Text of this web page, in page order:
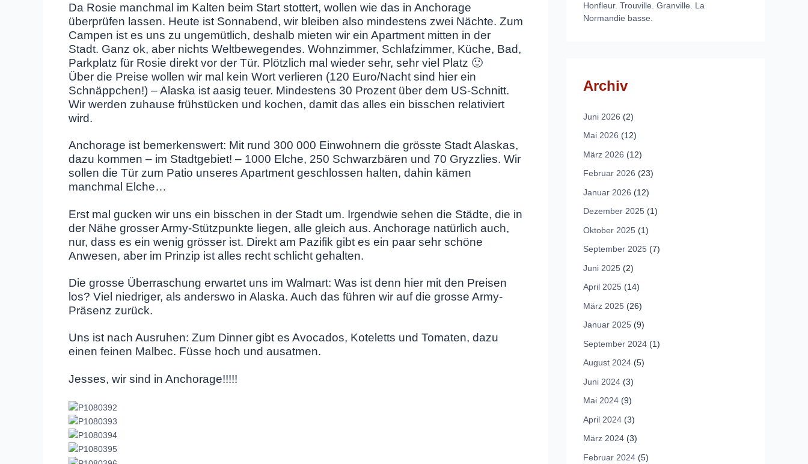
Da Rosie manchmal im Kalten beim Start stottert, wollen wie das in Anchorage
überprüfen lassen. Heute ist Sonnabend, wir bleiben also mindestens zwei Nächte. Zum
Campen ist es uns zu ungemütlich, deshalb mieten wir ein Apartment mitten in der
Stadt. Ganz ok, aber nichts Weltbewegendes. Wohnzimmer, Schlafzimmer, Küche, Bad,
Parkplatz für Rosie direkt vor der Tür. Plötzlich mal wieder sehr, sehr viel Platz 🙂
Über die Preise wollen wir mal kein Wort verlieren (120 Euro/Nacht sind hier ein
Schnäppchen!) – Alaska ist aasig teuer. Mindestens 30 Prozent über dem US-Schnitt.
Wir werden zuhause frühstücken und kochen, damit das alles ein bisschen relativiert
wird.
Anchorage ist bemerkenswert: Mit rund 300 000 Einwohnern die grösste Stadt Alaskas,
dazu kommen – im Stadtgebiet! – 1000 Elche, 250 Schwarzbären und 70 Gryzzlies. Wir
sollen die Tür zum Patio unseres Apartment geschlossen halten, dahin kämen
manchmal Elche…
Erst mal gucken wir uns ein bisschen in der Stadt um. Irgendwie sehen die Städte, die in
der Nähe grosser Army-Stützpunkte liegen, alle gleich aus. Anchorage natürlich auch,
nur, dass es ein wenig grösser ist. Direkt am Pazifik gibt es ein paar sehr schöne
Anwesen, aber im Prinzip ist alles recht schlicht gehalten.
Die grosse Überraschung erwartet uns im Walmart: Was ist denn hier mit den Preisen
los? Viel niedriger, als anderswo in Alaska. Auch das führen wir auf die grosse Army-
Präsenz zurück.
Uns ist nach Ausruhen: Zum Dinner gibt es Avocados, Koteletts und Tomaten, dazu
einen feinen Malbec. Füsse hoch und ausatmen.
Jesses, wir sind in Anchorage!!!!!
Honfleur. Trouville. Granville. La
Normandie basse.
Archiv
Juni 2026 (2)
Mai 2026 (12)
März 2026 (12)
Februar 2026 (23)
Januar 2026 (12)
Dezember 2025 (1)
Oktober 2025 (1)
September 2025 (7)
Juni 2025 (2)
April 2025 (14)
März 2025 (26)
Januar 2025 (9)
September 2024 (1)
August 2024 (5)
Juni 2024 (3)
Mai 2024 (9)
April 2024 (3)
März 2024 (3)
Februar 2024 (5)